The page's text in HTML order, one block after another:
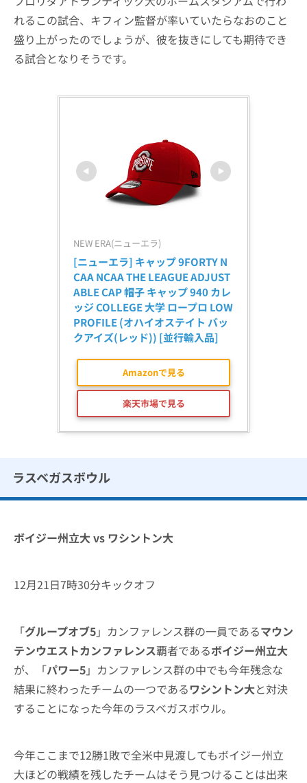
れるこの試合、キフィン監督が率いていたらなおのこと
盛り上がったのでしょうが、彼を抜きにしても期待でき
る試合となりそうです。
NEW ERA(ニューエラ)
[ニューエラ] キャップ 9FORTY N
CAA NCAA THE LEAGUE ADJUST
ABLE CAP 帽子 キャップ 940 カレ
ッジ COLLEGE 大学 ロープロ LOW
PROFILE (オハイオステイト バッ
クアイズ(レッド)) [並行輸入品]
Amazonで見る
楽天市場で見る
ラスベガスボウル
ボイジー州立大 vs ワシントン大
12月21日7時30分キックオフ
「グループオブ5」カンファレンス群の一員であるマウン
テンウエストカンファレンス覇者であるボイジー州立大
が、「パワー5」カンファレンス群の中でも今年残念な
結果に終わったチームの一つであるワシントン大と対決
することになった今年のラスベガスボウル。
今年ここまで12勝1敗で全米中見渡してもボイジー州立
大ほどの戦績を残したチームはそう見つけることは出来